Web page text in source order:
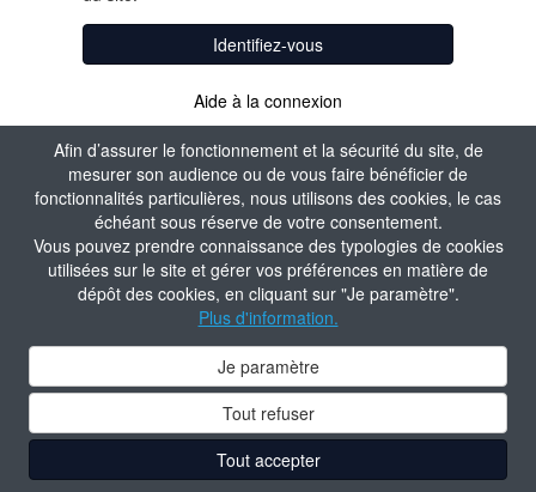
Afin d’assurer le fonctionnement et la sécurité du site, de
mesurer son audience ou de vous faire bénéficier de
fonctionnalités particulières, nous utilisons des cookies, le cas
échéant sous réserve de votre consentement.
Vous pouvez prendre connaissance des typologies de cookies
utilisées sur le site et gérer vos préférences en matière de
dépôt des cookies, en cliquant sur "Je paramètre".
Plus d'information.
Je paramètre
Tout refuser
Tout accepter
Identifiez-vous
Aide à la connexion